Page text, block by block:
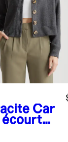
Car
écourté